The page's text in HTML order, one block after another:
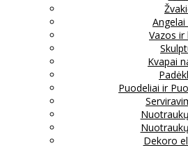
Angelai
Vazos ir
Kvapai
Puodeliai ir
Dekoro